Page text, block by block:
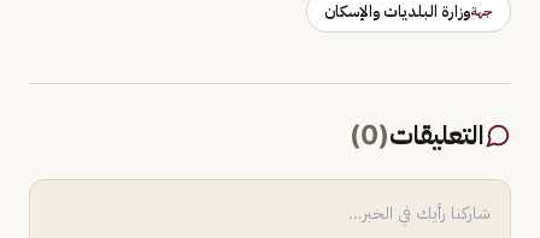
جهةوزارة البلديات والإسكان
التعليقات(
0
)